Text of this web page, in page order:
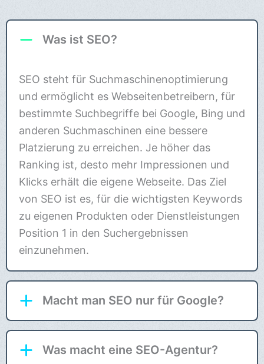
Was ist SEO?
SEO steht für Suchmaschinenoptimierung
und ermöglicht es Webseitenbetreibern, für
bestimmte Suchbegriffe bei Google, Bing und
anderen Suchmaschinen eine bessere
Platzierung zu erreichen. Je höher das
Ranking ist, desto mehr Impressionen und
Klicks erhält die eigene Webseite. Das Ziel
von SEO ist es, für die wichtigsten Keywords
zu eigenen Produkten oder Dienstleistungen
Position 1 in den Suchergebnissen
einzunehmen.
Macht man SEO nur für Google?
Was macht eine SEO-Agentur?